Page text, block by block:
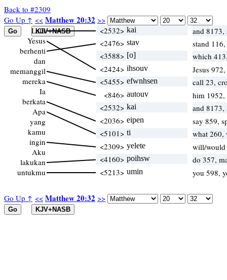
Back to #2309
Go Up ↑ << Matthew 20:32 >>
Go Up ↑ << Matthew 20:32 >>
Lalu
Yesus
berhenti
dan
memanggil
mereka
Ia
berkata
Apa
yang
kamu
ingin
Aku
lakukan
untukmu
<2532> kai
and
<2476> stav
stand
<3588> [o]
which
<2424> ihsouv
Jesus
<5455> efwnhsen
call 23,
<846> autouv
him
<2532> kai
and
<2036> eipen
say 859,
<5101> ti
what
<2309> yelete
will/
<4160> poihsw
do 357,
<5213> umin you 598,